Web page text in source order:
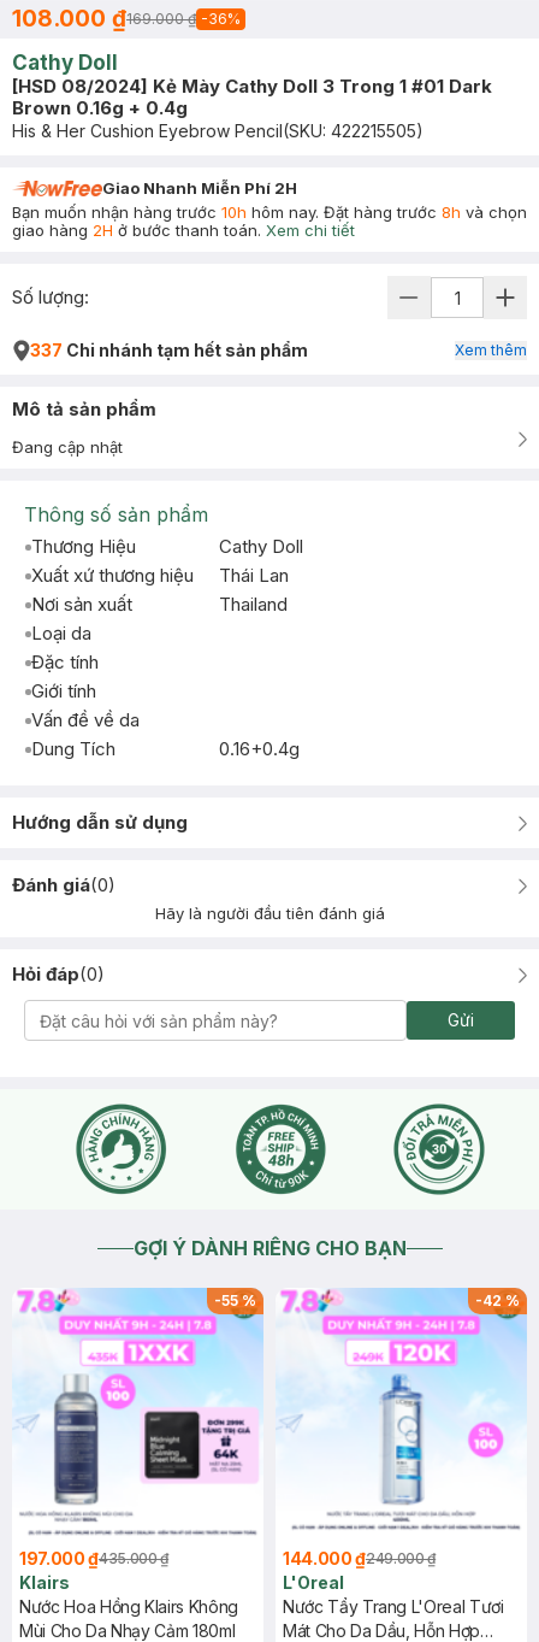
108.000 ₫169.000 ₫ -36%
Cathy Doll
[HSD 08/2024] Kẻ Mày Cathy Doll 3 Trong 1 #01 Dark
Brown 0.16g + 0.4g
His & Her Cushion Eyebrow Pencil(SKU: 422215505)
Giao Nhanh Miễn Phí 2H
Bạn muốn nhận hàng trước 10h hôm nay. Đặt hàng trước 8h và chọn
giao hàng 2H ở bước thanh toán. Xem chi tiết
Số lượng:
337 Chi nhánh tạm hết sản phẩm Xem thêm
Mô tả sản phẩm
Đang cập nhật
Thông số sản phẩm
Thương Hiệu
Cathy Doll
Xuất xứ thương hiệu
Thái Lan
Nơi sản xuất
Thailand
Loại da
Đặc tính
Giới tính
Vấn đề về da
Dung Tích
0.16+0.4g
Hướng dẫn sử dụng
Đánh giá(0)
Hãy là người đầu tiên đánh giá
Hỏi đáp(0)
Gửi
GỢI Ý DÀNH RIÊNG CHO BẠN
-55%
197.000 ₫435.000 ₫
Klairs
Nước Hoa Hồng Klairs Không
Mùi Cho Da Nhạy Cảm 180ml
-42%
144.000 ₫249.000 ₫
L'Oreal
Nước Tẩy Trang L'Oreal Tươi
Mát Cho Da Dầu, Hỗn Hợp